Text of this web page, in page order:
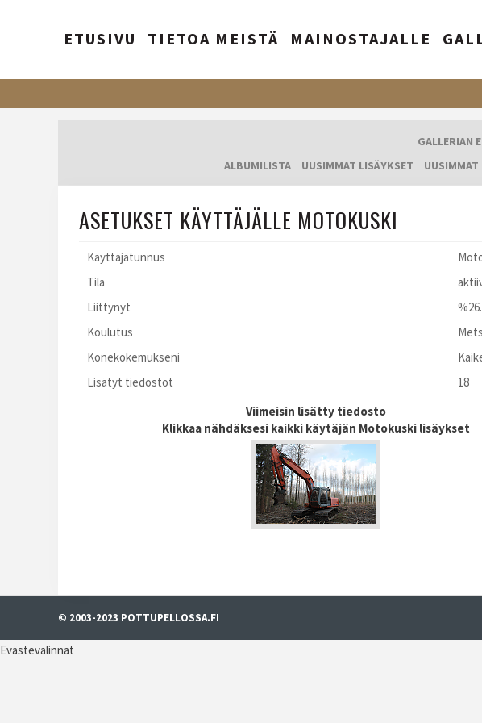
ETUSIVU TIETOA MEISTÄ MAINOSTAJALLE
GALLERIAN
ALBUMILISTA
UUSIMMAT LISÄYKSET
ASETUKSET KÄYTTÄJÄLLE MOTOKUSKI
Käyttäjätunnus
Tila
Liittynyt
Koulutus
Konekokemukseni
Lisätyt tiedostot
18
Viimeisin lisätty tiedosto
Klikkaa nähdäksesi kaikki käytäjän Motokuski lisäykset
© 2003-2023 POTTUPELLOSSA.FI
Evästevalinnat